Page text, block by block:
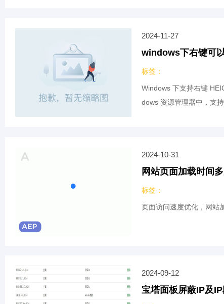
2024-11-27
windows下右键可
标签：
Windows 下支持右键
dows 资源管理器中，支
2024-10-31
网站页面加载时间
标签：
页面访问速度优化，网站
2024-09-12
宝塔面板屏蔽IP及